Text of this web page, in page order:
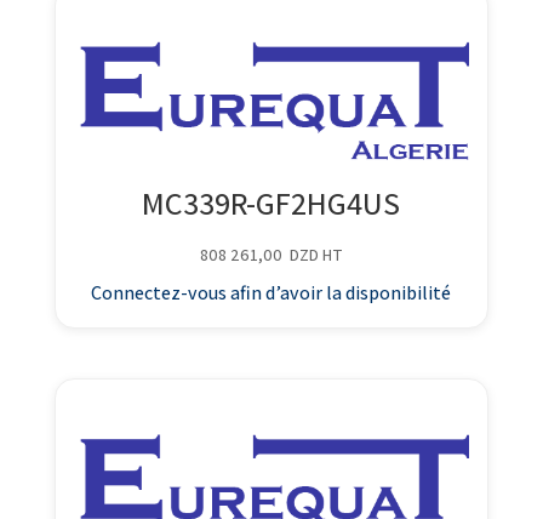
MC339R-GF2HG4US
808 261,00 DZD HT
Connectez-vous afin d’avoir la disponibilité